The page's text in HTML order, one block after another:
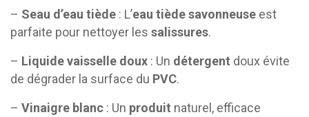
– Seau d’eau tiède : L’eau tièdesavonneuse est
parfaite pour nettoyer les salissures.
– Liquide vaisselle doux : Un détergent doux évite
de dégrader la surface du PVC.
– Vinaigre blanc : Un produit naturel, efficace